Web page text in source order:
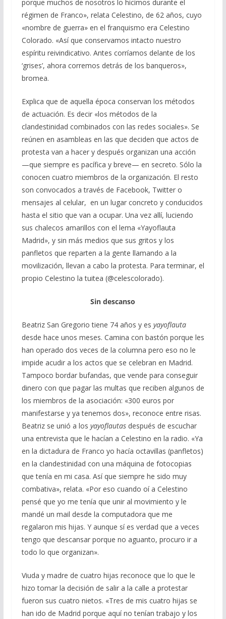
porque muchos de nosotros lo hicimos durante el
régimen de Franco», relata Celestino, de 62 años, cuyo
«nombre de guerra» en el franquismo era Celestino
Colorado. «Así que conservamos intacto nuestro
espíritu reivindicativo. Antes corríamos delante de los
‘grises’, ahora corremos detrás de los banqueros»,
bromea.
Explica que de aquella época conservan los métodos
de actuación. Es decir «los métodos de la
clandestinidad combinados con las redes sociales». Se
reúnen en asambleas en las que deciden que actos de
protesta van a hacer y después organizan una acción
—que siempre es pacífica y breve— en secreto. Sólo la
conocen cuatro miembros de la organización. El resto
son convocados a través de Facebook, Twitter o
mensajes al celular, en un lugar concreto y conducidos
hasta el sitio que van a ocupar. Una vez allí, luciendo
sus chalecos amarillos con el lema «Yayoflauta
Madrid», y sin más medios que sus gritos y los
panfletos que reparten a la gente llamando a la
movilización, llevan a cabo la protesta. Para terminar, el
propio Celestino la tuitea (@celescolorado).
Sin descanso
Beatriz San Gregorio tiene 74 años y es yayoflauta
desde hace unos meses. Camina con bastón porque les
han operado dos veces de la columna pero eso no le
impide acudir a los actos que se celebran en Madrid.
Tampoco bordar bufandas, que vende para conseguir
dinero con que pagar las multas que reciben algunos de
los miembros de la asociación: «300 euros por
manifestarse y ya tenemos dos», reconoce entre risas.
Beatriz se unió a los yayoflautasdespués de escuchar
una entrevista que le hacían a Celestino en la radio. «Ya
en la dictadura de Franco yo hacía octavillas (panfletos)
en la clandestinidad con una máquina de fotocopias
que tenía en mi casa. Así que siempre he sido muy
combativa», relata. «Por eso cuando oí a Celestino
pensé que yo me tenía que unir al movimiento y le
mandé un mail desde la computadora que me
regalaron mis hijas. Y aunque sí es verdad que a veces
tengo que descansar porque no aguanto, procuro ir a
todo lo que organizan».
Viuda y madre de cuatro hijas reconoce que lo que le
hizo tomar la decisión de salir a la calle a protestar
fueron sus cuatro nietos. «Tres de mis cuatro hijas se
han ido de Madrid porque aquí no tenían trabajo y los